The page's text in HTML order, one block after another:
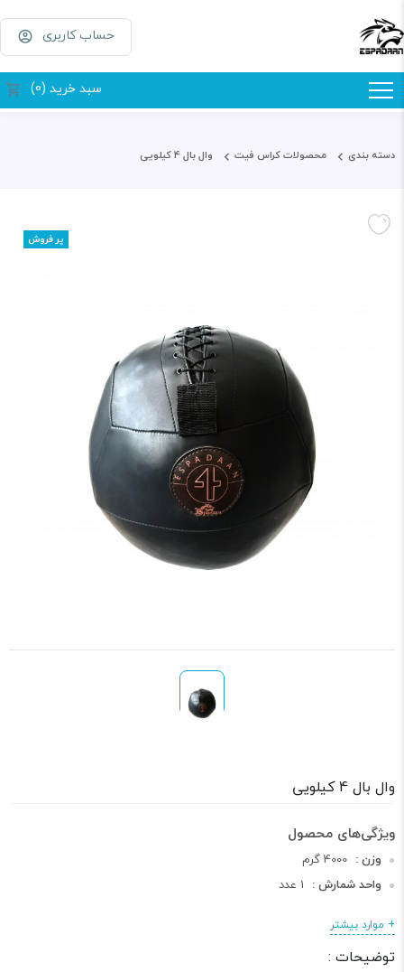
حساب کاربری
سبد خرید (0)
دسته بندی محصولات کراس فیت وال بال 4 کیلویی
پر فروش
وال بال 4 کیلویی
وزن : 4000 گرم
واحد شمارش : 1 عدد
عرض : 32 سانتی متر
ارتفاع : 32 سانتی متر
+ موارد بیشتر
توضیحات :